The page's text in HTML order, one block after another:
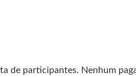
de participantes. Nenhum